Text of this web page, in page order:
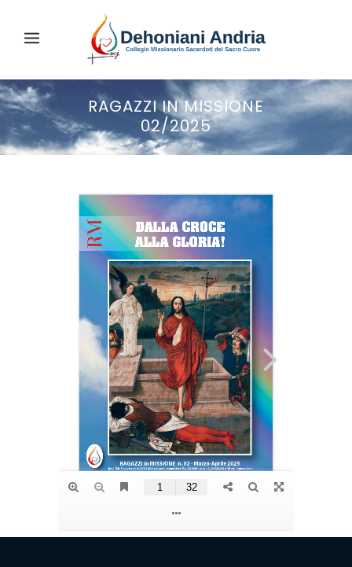
RAGAZZI IN MISSIONE
02/2025